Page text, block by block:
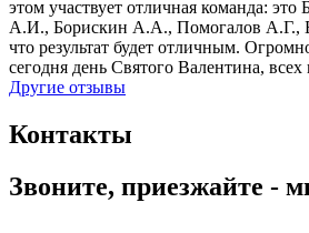
этом участвует отличная команда:
А.И., Борискин А.А., Помогалов А.Г.,
что результат будет отличным.
сегодня день Святого Валентина,
Другие отзывы
Контакты
Звоните, приезжайте -